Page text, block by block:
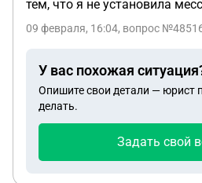
тем, что я не установила
09 февраля, 16:04, вопрос
У вас похожая
Опишите свои детали — юрист
делать.
Задать свой